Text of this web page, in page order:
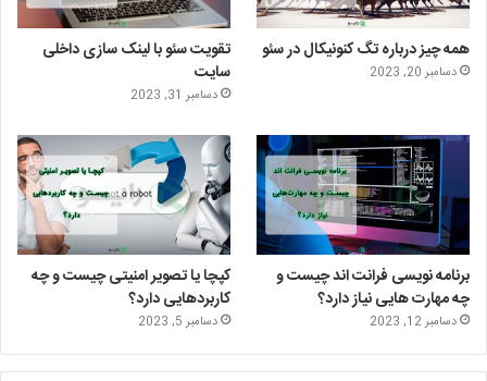
ی
گ
ر
م
همه چیز درباره تگ کنونیکال در سئو
دسامبر 20, 2023
تقویت سئو با لینک سازی داخلی
سایت
دسامبر 31, 2023
برنامه نویسی فرانت اند چیست و
چه مهارت هایی نیاز دارد؟
دسامبر 12, 2023
کپچا یا تصویر امنیتی چیست و چه
کاربردهایی دارد؟
دسامبر 5, 2023